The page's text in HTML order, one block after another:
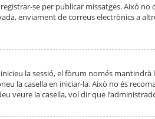
se per publicar missatges. Això
enviament de correus electrònics a
la sessió, el fòrum només mantindrà
la casella en iniciar-la. Això no és
veure la casella, vol dir que